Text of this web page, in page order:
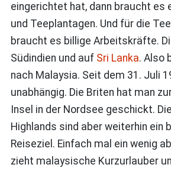
eingerichtet hat, dann braucht es
und Teeplantagen. Und für die
braucht es billige Arbeitskräfte.
Südindien und auf Sri Lanka. Also
nach Malaysia. Seit dem 31. Juli
unabhängig. Die Briten hat man
Insel in der Nordsee geschickt.
Highlands sind aber weiterhin ein
Reiseziel. Einfach mal ein wenig
zieht malaysische Kurzurlauber